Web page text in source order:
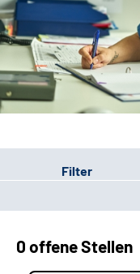
Suche
Leichte Sprache
Gebärdensprache
Filter
0 offene Stellen